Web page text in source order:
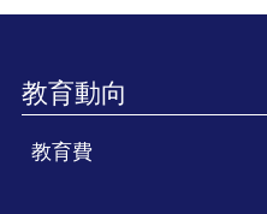
教育動向
教育費